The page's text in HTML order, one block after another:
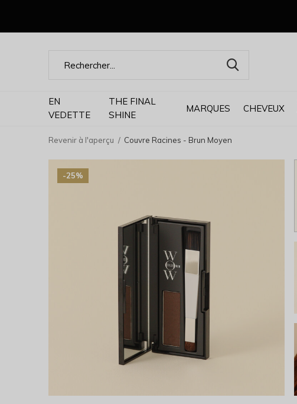
EN
VEDETTE
THE FINAL
SHINE
MARQUES CHEVEUX
Revenir à l'aperçu Couvre Racines - Brun Moyen
-25%